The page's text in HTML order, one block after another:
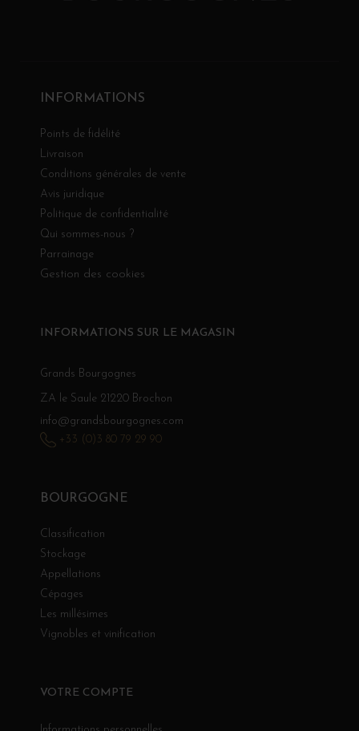
INFORMATIONS
Points de fidélité
Livraison
Conditions générales de vente
Avis juridique
Politique de confidentialité
Qui sommes-nous ?
Parrainage
Gestion des cookies
BOURGOGNE
Classification
Stockage
Appellations
Cépages
Les millésimes
Vignobles et vinification
VOTRE COMPTE
INFORMATIONS SUR LE MAGASIN
Grands Bourgognes
ZA le Saule 21220 Brochon
info@grandsbourgognes.com
+33 (0)3 80 79 29 90